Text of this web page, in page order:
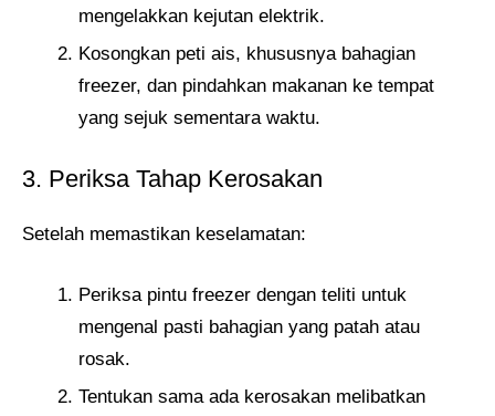
mengelakkan kejutan elektrik.
Kosongkan peti ais, khususnya bahagian
freezer, dan pindahkan makanan ke tempat
yang sejuk sementara waktu.
3. Periksa Tahap Kerosakan
Setelah memastikan keselamatan:
Periksa pintu freezer dengan teliti untuk
mengenal pasti bahagian yang patah atau
rosak.
Tentukan sama ada kerosakan melibatkan